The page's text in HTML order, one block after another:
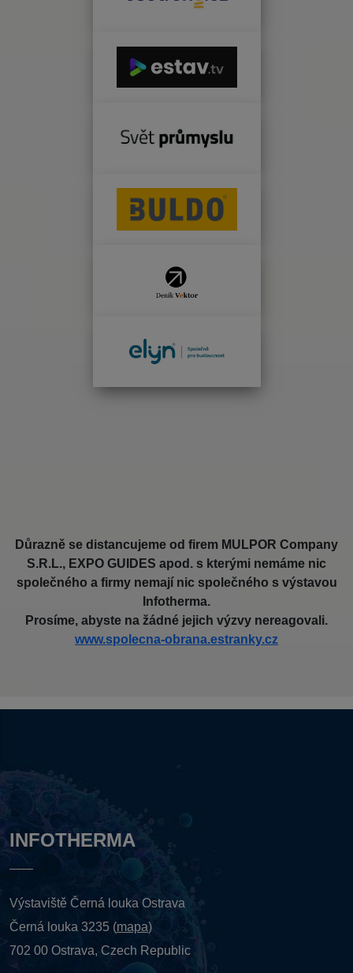
Důrazně se distancujeme od firem MULPOR Company
S.R.L., EXPO GUIDES apod. s kterými nemáme nic
společného a firmy nemají nic společného s výstavou
Infotherma.
Prosíme, abyste na žádné jejich výzvy nereagovali.
www.spolecna-obrana.estranky.cz
INFOTHERMA
Výstaviště Černá louka Ostrava
Černá louka 3235 (mapa)
702 00 Ostrava, Czech Republic